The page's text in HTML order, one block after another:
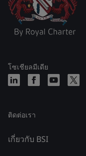
โซเชียลมีเดีย
ติดต่อเรา
เกี่ยวกับ BSI